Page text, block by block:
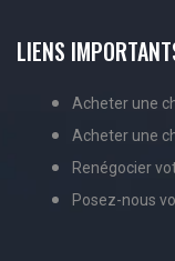
LIENS
Acheter une
Acheter une
Renégocier
Posez-nous